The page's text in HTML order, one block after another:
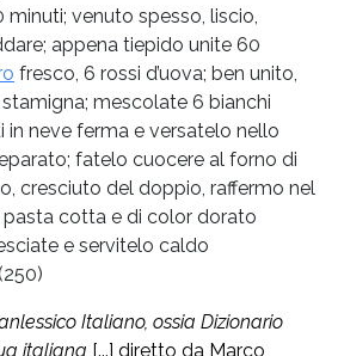
minuti; venuto spesso, liscio,
appena tiepido unite 60
fresco, 6 rossi d’uova; ben unito,
mescolate 6 bianchi
in neve ferma e versatelo nello
fatelo cuocere al forno di
cresciuto del doppio, raffermo nel
cotta e di color dorato
e servitelo caldo
Italiano, ossia Dizionario
italiana [...] diretto da Marco